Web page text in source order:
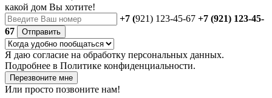
какой дом Вы хотите!
+7 (921) 123-45-67 +7 (921) 123-45-
67
Отправить
Я даю согласие на обработку персональных данных.
Подробнее в Политике конфиденциальности.
Перезвоните мне
Или просто позвоните нам!